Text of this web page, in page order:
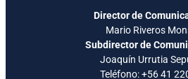
Director de
Mario Riveros
Subdirector de
Joaquín Urrutia
Teléfono:+56 41